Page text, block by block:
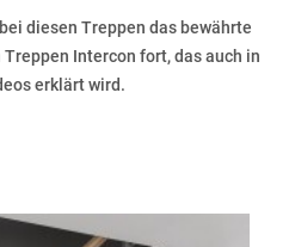
diesen Treppen das bewährte
Intercon fort, das auch in
erklärt wird.